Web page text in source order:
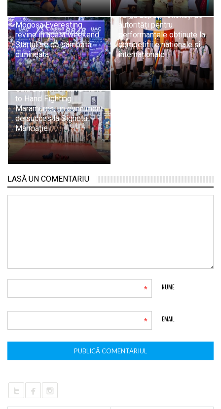
Mogoșa Everesting
revine în acest weekend.
Startul se dă sâmbătă
dimineața
Sportivii A.C.S. Athletic
Târgu Lăpuș, felicitați de
autorități pentru
performanțele obținute la
competițiile naționale și
internaționale
Gala Demonstrativă Hand
to Hand Fighting
Maramureș, un eveniment
de succes la Sighetu
Marmației
LASĂ UN COMENTARIU
NUME
*
EMAIL
*